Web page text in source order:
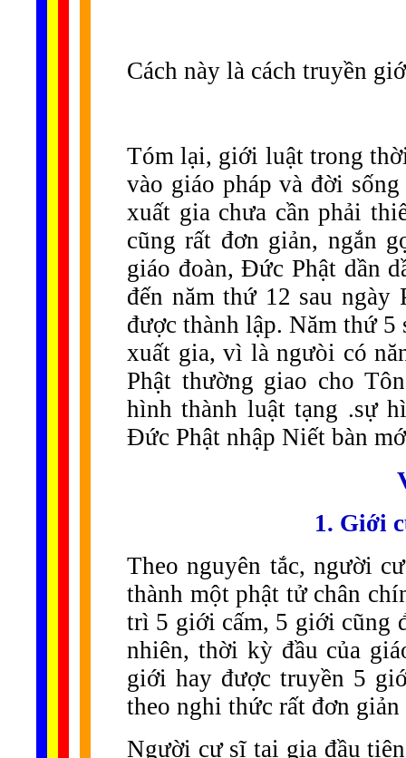
Cách này là cách truyền
Tóm lại, giới luật trong
vào giáo pháp và đời
xuất gia chưa cần phải
cũng rất đơn giản, ngắn
giáo đoàn, Đức Phật dần
đến năm thứ 12 sau
được thành lập. Năm thứ
xuất gia, vì là ngưòi có
Phật thường giao cho
hình thành luật tạng .sự
Đức Phật nhập Niết bàn
1. Giới
Theo nguyên tắc, người
thành một phật tử chân
trì 5 giới cấm, 5 giới cũng
nhiên, thời kỳ đầu của
giới hay được truyền 5
theo nghi thức rất đơn
Người cư sĩ tại gia đầu